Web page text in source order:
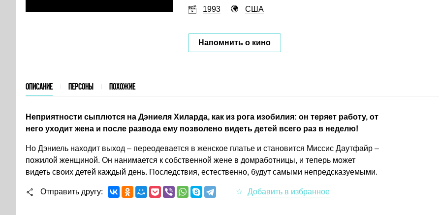
1993
США
Напомнить о кино
ОПИСАНИЕ ПЕРСОНЫ ПОХОЖИЕ
Неприятности сыплются на Дэниеля Хиларда, как из рога изобилия: он теряет работу, от
него уходит жена и после развода ему позволено видеть детей всего раз в неделю!
Но Дэниель находит выход – переодевается в женское платье и становится Миссис Даутфайр –
пожилой женщиной. Он нанимается к собственной жене в домработницы, и теперь может
видеть своих детей каждый день. Последствия, естественно, будут самыми непредсказуемыми.
Отправить другу